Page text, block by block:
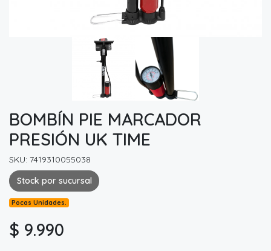
BOMBÍN PIE MARCADOR
PRESIÓN UK TIME
SKU: 7419310055038
Stock por sucursal
Pocas Unidades.
$ 9.990